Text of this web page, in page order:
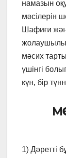
намазын
мәсiлерiн
Шафиғи
мәсих
үшінгі
күн, бiр
1) Дәреттi